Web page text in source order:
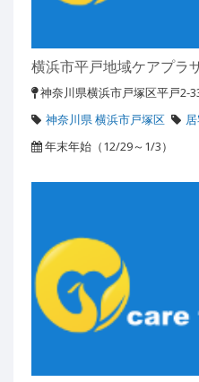
横浜市平戸地域ケアプラ
神奈川県横浜市戸塚区平戸2-
神奈川県 横浜市戸塚区
年末年始（12/29～1/3）